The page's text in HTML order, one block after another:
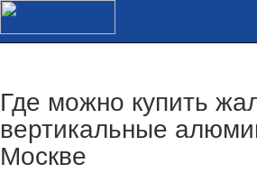
Где можно купить
вертикальные
Москве